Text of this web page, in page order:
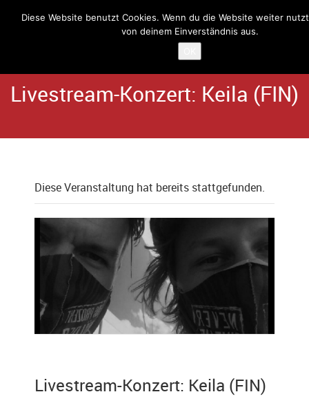
Schlachthaus
Livestream-Konzert: Keila (FIN)
Diese Veranstaltung hat bereits stattgefunden.
Livestream-Konzert: Keila (FIN)
Diese Website benutzt Cookies. Wenn du die Website weiter
von deinem Einverständnis aus.